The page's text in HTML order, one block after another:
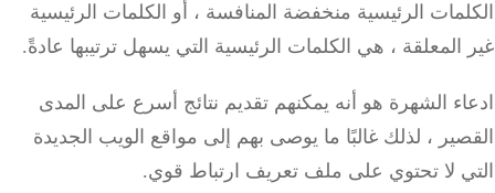
الرئيسية منخفضة المنافسة ، أو الكلمات الرئيسية
المعلقة ، هي الكلمات الرئيسية التي يسهل ترتيبها عادةً.
الشهرة هو أنه يمكنهم تقديم نتائج أسرع على المدى
، لذلك غالبًا ما يوصى بهم إلى مواقع الويب الجديدة
لا تحتوي على ملف تعريف ارتباط قوي.